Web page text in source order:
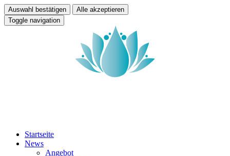
Auswahl bestätigen
Alle akzeptieren
Toggle navigation
Startseite
News
Angebot